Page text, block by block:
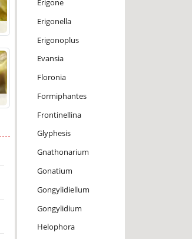
Erigone
Erigonella
Erigonoplus
Evansia
Floronia
Formiphantes
Frontinellina
Glyphesis
Gnathonarium
Gonatium
Gongylidiellum
Gongylidium
Helophora